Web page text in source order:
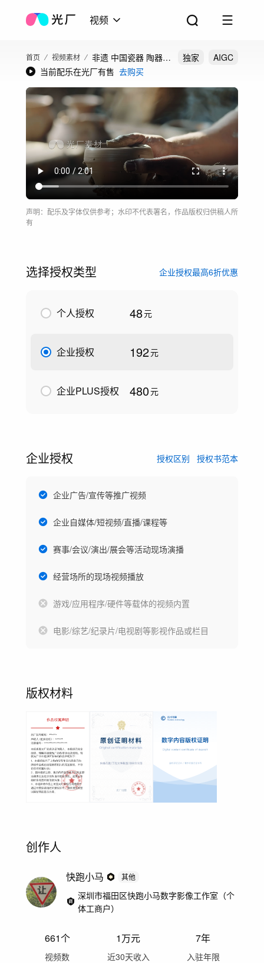
视频
首页 视频素材
非遗 中国瓷器 陶器
烧制
独家
AIGC
当前配乐在光厂有售 去购买
声明：配乐及字体仅供参考；水印不代表署名，作品版权归供稿人所
有
选择授权类型 企业授权最高6折优惠
个人授权 48元
企业授权 192元
企业PLUS授权 480元
企业授权 授权区别 授权书范本
企业广告/宣传等推广视频
企业自媒体/短视频/直播/课程等
赛事/会议/演出/展会等活动现场演播
经营场所的现场视频播放
游戏/应用程序/硬件等载体的视频内置
电影/综艺/纪录片/电视剧等影视作品或栏目
版权材料
创作人
快跑小马 其他
深圳市福田区快跑小马数字影像工作室（个
体工商户）
661个
视频数
1万元
近30天收入
7年
入驻年限